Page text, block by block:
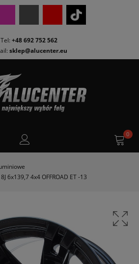
Tel: +48 692 752 562
sklep@alucenter.eu
0
6x139,7 4x4 OFFROAD ET -13